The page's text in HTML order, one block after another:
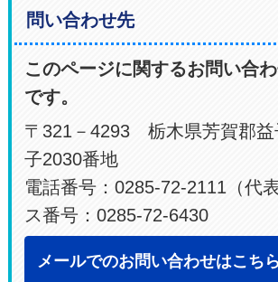
問い合わせ先
このページに関するお問い合
です。
〒321－4293 栃木県芳賀郡益
子2030番地
電話番号：0285-72-2111（代
ス番号：0285-72-6430
メールでのお問い合わせはこちら